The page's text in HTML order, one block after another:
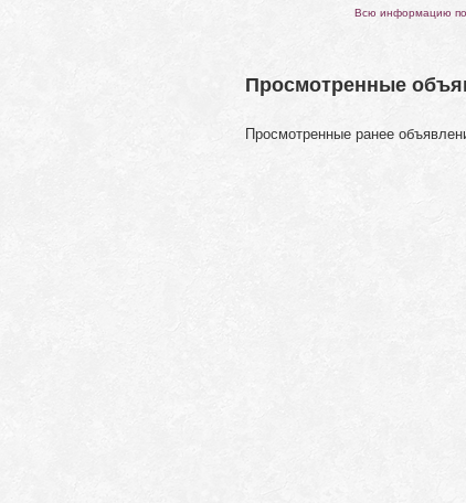
Всю информацию по
Просмотренные
Просмотренные ранее